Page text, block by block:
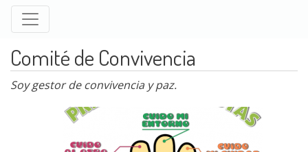
principal
Comité de Convivencia
Soy gestor de convivencia y paz.